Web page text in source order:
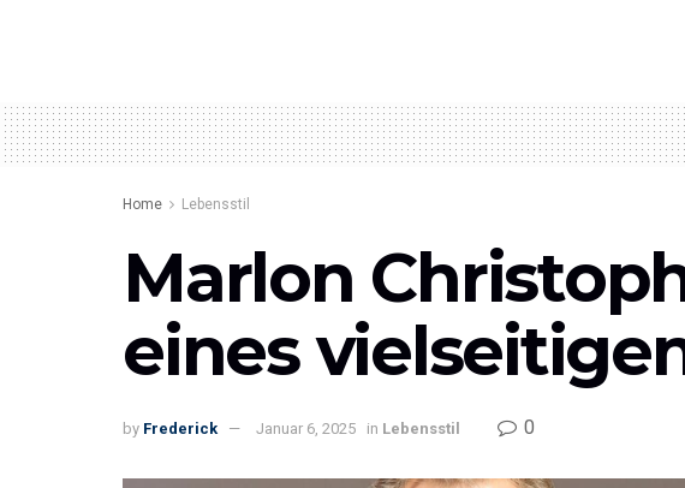
Home Lebensstil
Marlon
eines
by Frederick Januar 6, 2025 in Lebensstil 0